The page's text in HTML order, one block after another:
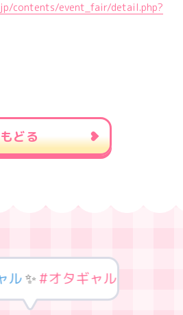
contents/event_fair/detail.php?
どる
ル✨#オタギャル🎀